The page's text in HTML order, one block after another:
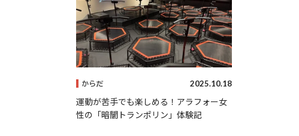
からだ 2025.10.18
運動が苦手でも楽しめる！アラフォー女
性の「暗闇トランポリン」体験記